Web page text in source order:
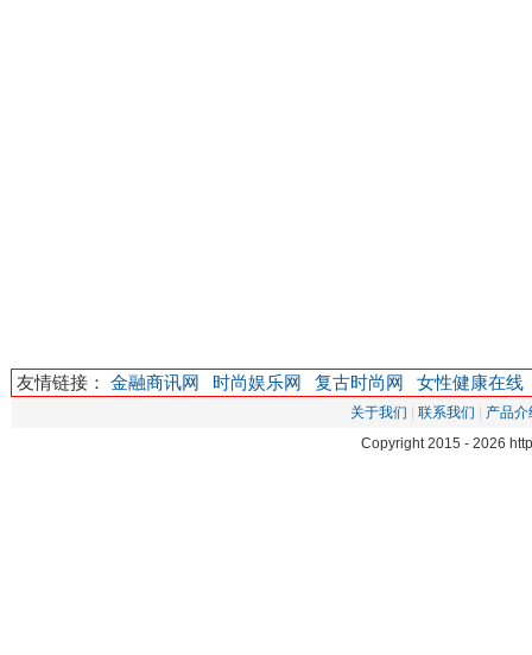
友情链接： 金融商讯网 时尚娱乐网 复古时尚网 女性健康在线
关于我们 联系我们
产品介
Copyright 2015 - 2026